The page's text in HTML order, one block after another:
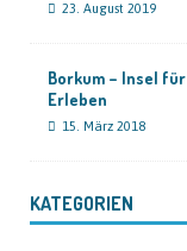
23. August 2019
Borkum – Insel
Erleben
15. März 2018
KATEGORIEN